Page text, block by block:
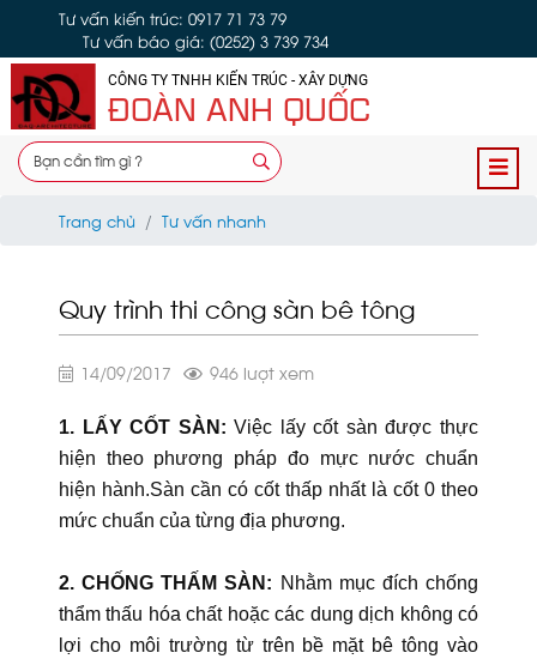
Tư vấn kiến trúc: 0917 71 73 79
Tư vấn báo giá: (0252) 3 739 734
CÔNG TY TNHH KIẾN TRÚC - XÂY DỰNG
ĐOÀN ANH QUỐC
Trang chủ Tư vấn nhanh
Quy trình thi công sàn bê tông
14/09/2017 946 lượt xem
1. LẤY CỐT SÀN: Việc lấy cốt sàn được thực
hiện theo phương pháp đo mực nước chuẩn
hiện hành.Sàn cần có cốt thấp nhất là cốt 0 theo
mức chuẩn của từng địa phương.
2. CHỐNG THẤM SÀN: Nhằm mục đích chống
thẩm thấu hóa chất hoặc các dung dịch không có
lợi cho môi trường từ trên bề mặt bê tông vào